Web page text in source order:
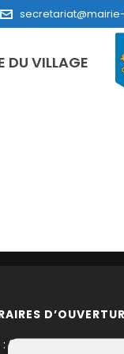
DU VILLAGE
08h30 – 12h30